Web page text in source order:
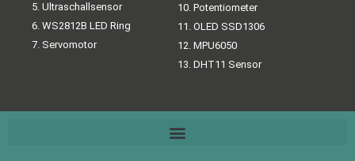
5. Ultraschallsensor
6. WS2812B LED Ring
7. Servomotor
10. Potentiometer
11. OLED SSD1306
12. MPU6050
13. DHT11 Sensor